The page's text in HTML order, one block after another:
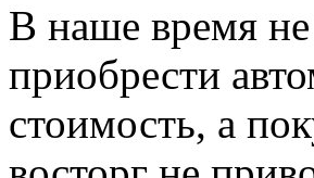
В наше время
приобрести
стоимость, а